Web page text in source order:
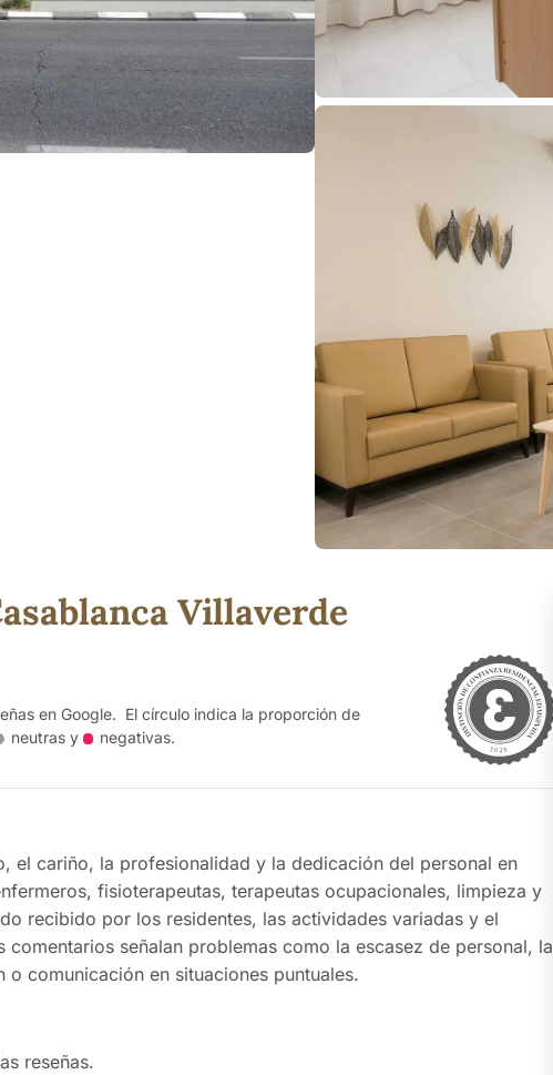
Villaverde
en Google. El círculo indica la proporción de
neutrasy negativas.
el cariño, la profesionalidad y la dedicación del personal en
fisioterapeutas, terapeutas ocupacionales, limpieza y
recibido por los residentes, las actividades variadas y el
señalan problemas como la escasez de personal, la
comunicación en situaciones puntuales.
reseñas.